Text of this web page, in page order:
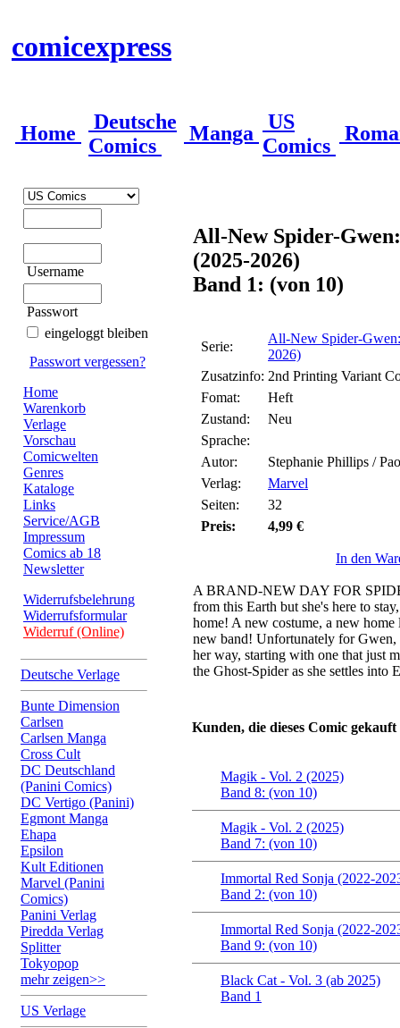
comicexpress
Home
Deutsche
Comics
Manga
US
Comics
Username
Passwort
eingeloggt bleiben
Passwort vergessen?
Home
Warenkorb
Verlage
Vorschau
Comicwelten
Genres
Kataloge
Links
Service/AGB
Impressum
Comics ab 18
Newsletter
Widerrufsbelehrung
Widerrufsformular
Widerruf (Online)
Deutsche Verlage
Bunte Dimension
Carlsen
Carlsen Manga
Cross Cult
DC Deutschland
(Panini Comics)
DC Vertigo (Panini)
Egmont Manga
Ehapa
Epsilon
Kult Editionen
Marvel (Panini
Comics)
Panini Verlag
Piredda Verlag
Splitter
Tokyopop
mehr zeigen>>
US Verlage
All-New Spider-
(2025-2026)
Band 1: (von 10)
Serie:
All-New Spider-
2026)
Zusatzinfo: 2nd Printing Variant
Fomat:
Heft
Zustand:
Neu
Sprache:
Autor:
Stephanie Phillips /
Verlag:
Marvel
Seiten:
32
Preis:
4,99 €
In den
A BRAND-NEW DAY FOR
from this Earth but she's here to
home! A new costume, a new home
new band! Unfortunately for Gwen,
her way, starting with one that just
the Ghost-Spider as she settles into
Kunden, die dieses Comic
Magik - Vol. 2 (2025)
Band 8: (von 10)
Magik - Vol. 2 (2025)
Band 7: (von 10)
Immortal Red Sonja (2022-
Band 2: (von 10)
Immortal Red Sonja (2022-
Band 9: (von 10)
Black Cat - Vol. 3 (ab 2025)
Band 1